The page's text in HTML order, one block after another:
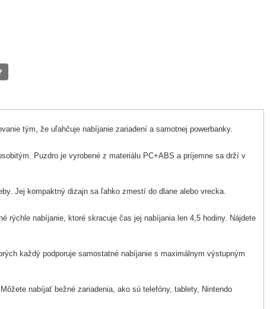
tým, že uľahčuje nabíjanie zariadení a samotnej powerbanky.
Puzdro je vyrobené z materiálu PC+ABS a príjemne sa drží v
Jej kompaktný dizajn sa ľahko zmestí do dlane alebo vrecka.
rýchle nabíjanie, ktoré skracuje čas jej nabíjania len 4,5 hodiny. Nájdete
každý podporuje samostatné nabíjanie s maximálnym výstupným
nabíjať bežné zariadenia, ako sú telefóny, tablety, Nintendo